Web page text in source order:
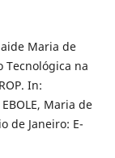
Maria de
Tecnológica na
In:
Maria de
de Janeiro: E-